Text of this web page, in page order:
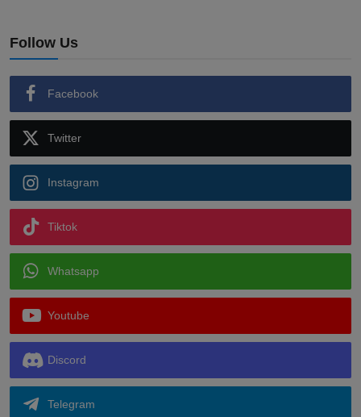
Follow Us
Facebook
Twitter
Instagram
Tiktok
Whatsapp
Youtube
Discord
Telegram